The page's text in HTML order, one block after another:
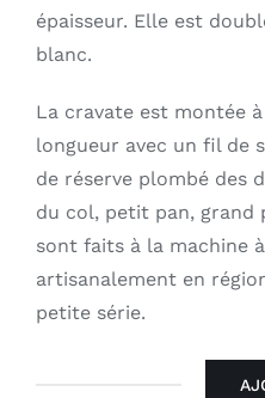
épaisseur. Elle est
blanc.
La cravate est montée
longueur avec un fil de
de réserve plombé des
du col, petit pan, grand
sont faits à la machine
artisanalement en
petite série.